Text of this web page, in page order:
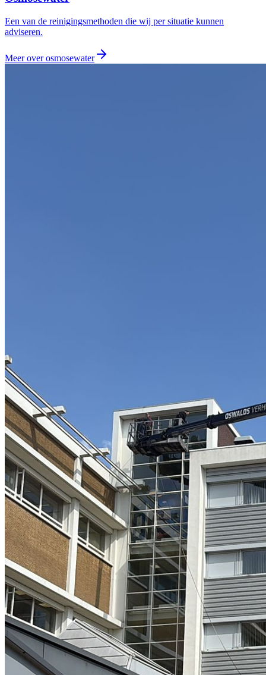
Een van de reinigingsmethoden die wij per situatie kunnen
adviseren.
Meer overosmosewater